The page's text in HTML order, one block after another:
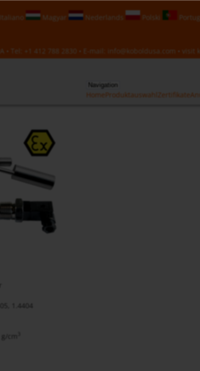
Italiano Magyar Nederlands Polski
• Tel: +1 412 788 2830 • E-mail: info@koboldusa.com • visit
Navigation
HomeProduktauswahl Zertifikate
1.4404
cm